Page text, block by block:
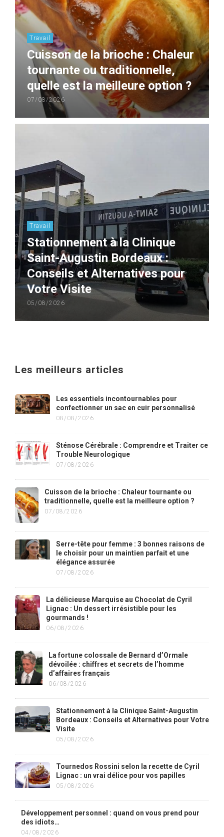
Travail
Cuisson de la brioche : Chaleur
tournante ou traditionnelle,
quelle est la meilleure option ?
07/08/2026
Travail
Stationnement à la Clinique
Saint-Augustin Bordeaux :
Conseils et Alternatives pour
Votre Visite
05/08/2026
Les meilleurs articles
Les essentiels incontournables pour
confectionner un sac en cuir personnalisé
08/08/2026
Sténose Cérébrale : Comprendre et Traiter ce
Trouble Neurologique
07/08/2026
Cuisson de la brioche : Chaleur tournante ou
traditionnelle, quelle est la meilleure option ?
07/08/2026
Serre-tête pour femme : 3 bonnes raisons de
le choisir pour un maintien parfait et une
élégance assurée
07/08/2026
La délicieuse Marquise au Chocolat de Cyril
Lignac : Un dessert irrésistible pour les
gourmands !
06/08/2026
La fortune colossale de Bernard d’Ormale
dévoilée : chiffres et secrets de l’homme
d’affaires français
06/08/2026
Stationnement à la Clinique Saint-Augustin
Bordeaux : Conseils et Alternatives pour Votre
Visite
05/08/2026
Tournedos Rossini selon la recette de Cyril
Lignac : un vrai délice pour vos papilles
05/08/2026
Développement personnel : quand on vous prend pour
des idiots…
04/08/2026